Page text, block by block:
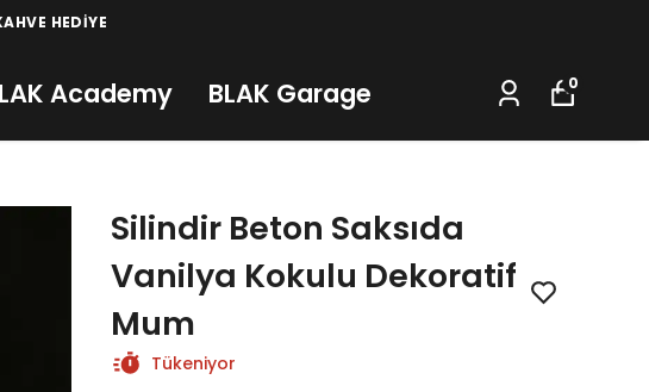
Academy BLAK Garage 0
Silindir Beton Saksıda
Vanilya Kokulu Dekoratif
Mum
Tükeniyor